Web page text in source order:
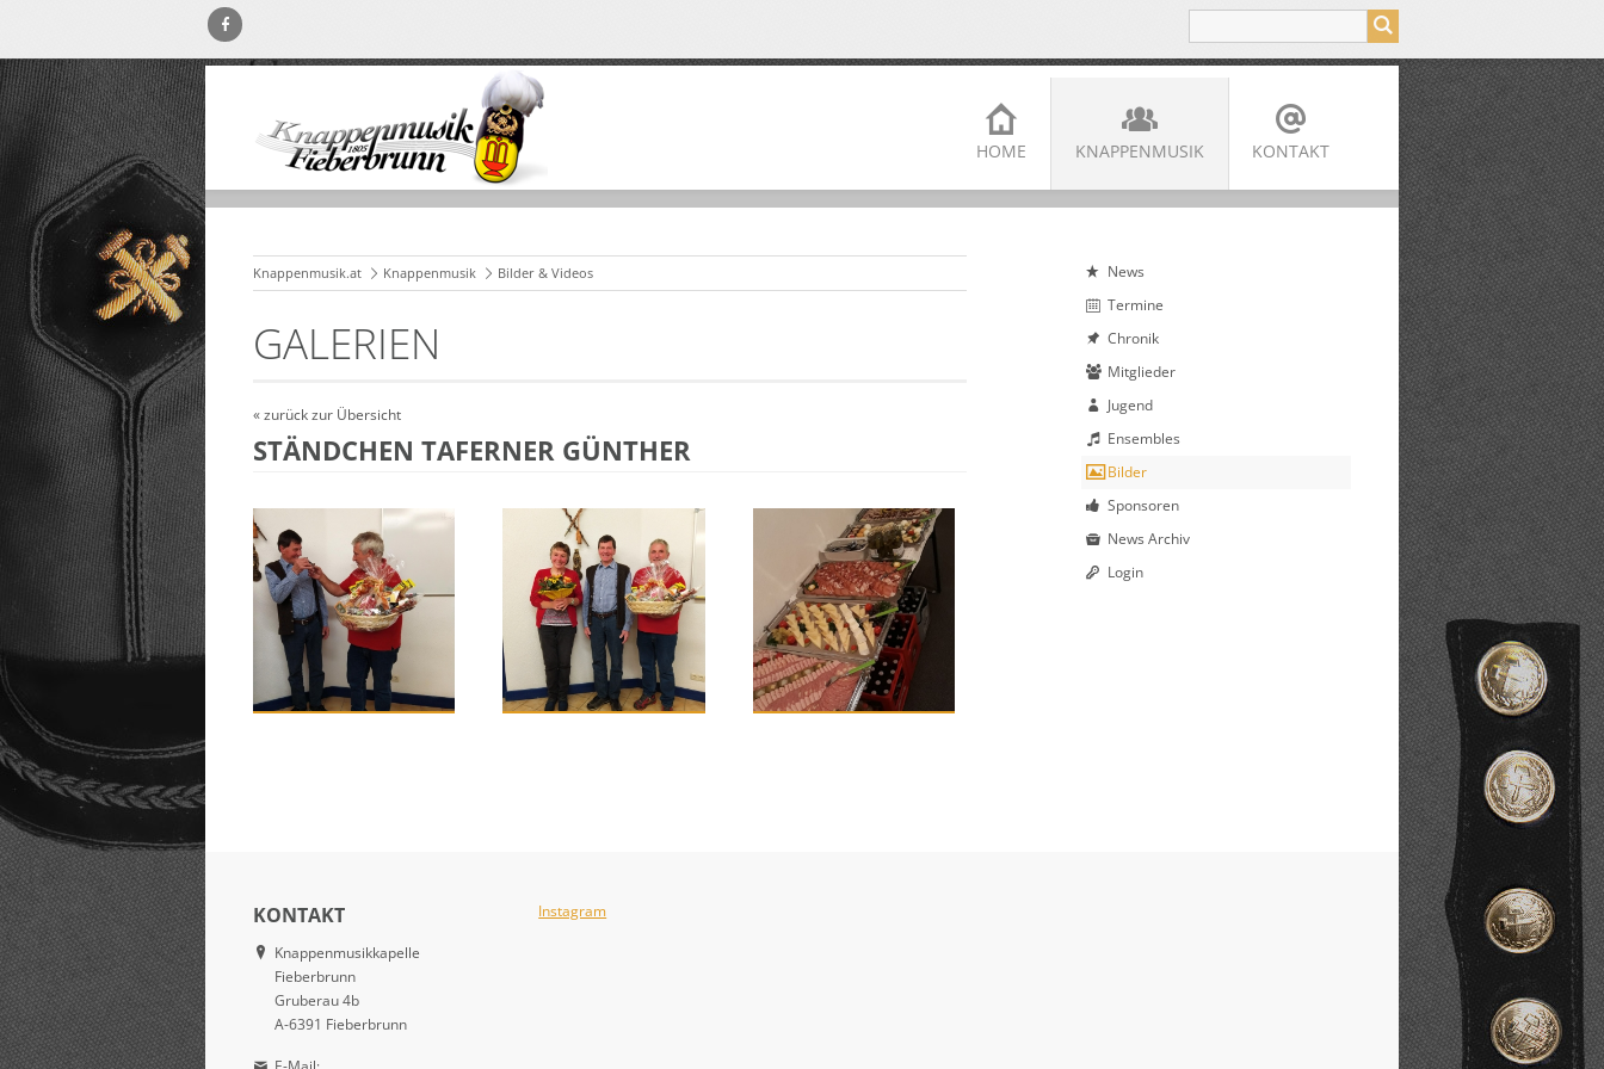
HOME KNAPPENMUSIK KONTAKT
Knappenmusik.at Knappenmusik Bilder & Videos
GALERIEN
« zurück zur Übersicht
STÄNDCHEN TAFERNER GÜNTHER
News
Termine
Chronik
Mitglieder
Jugend
Ensembles
Bilder
Sponsoren
News Archiv
Login
KONTAKT
Knappenmusikkapelle
Fieberbrunn
Gruberau 4b
A-6391 Fieberbrunn
Instagram